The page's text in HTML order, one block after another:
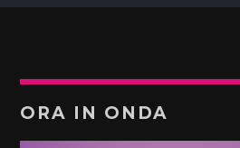
ORA IN ONDA